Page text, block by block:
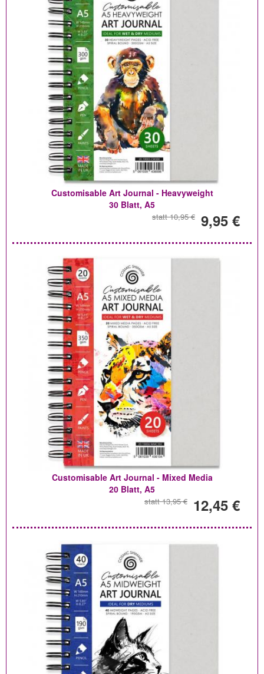
Customisable Art Journal - Heavyweight
30 Blatt, A5
9,95 €
statt 10,95 €
Customisable Art Journal - Mixed Media
20 Blatt, A5
12,45 €
statt 13,95 €